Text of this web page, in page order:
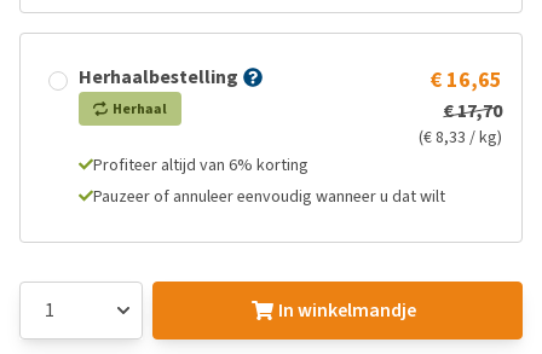
Herhaalbestelling
Herhaal
€ 16,65
€ 17,70
(€ 8,33 / kg)
Profiteer altijd van 6% korting
Pauzeer of annuleer eenvoudig wanneer u dat wilt
In winkelmandje